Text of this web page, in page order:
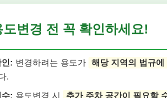
도변경 전 꼭 확인하세요!
: 변경하려는 용도가 해당 지역의 법규에
.
: 용도변경 시 추가 주차 공간이 필요할